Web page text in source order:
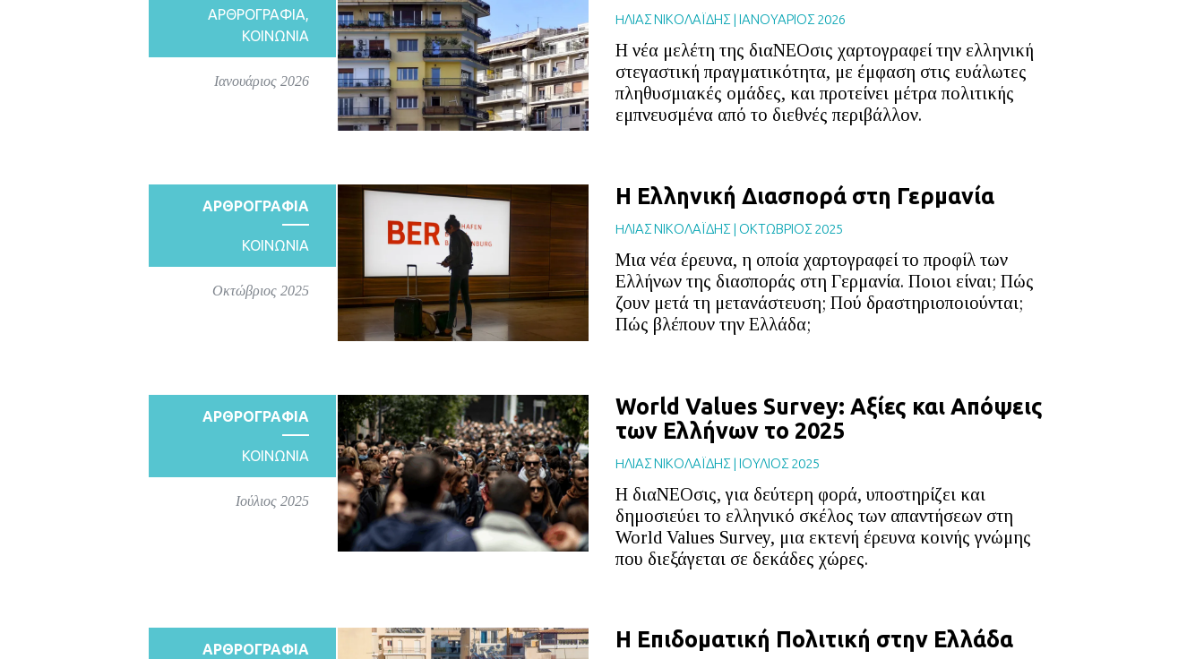
ΑΡΘΡΟΓΡΑΦΙΑ
ΚΟΙΝΩΝΙΑ
Ιανουάριος 2026
HΛΙΑΣ ΝΙΚΟΛΑΪΔΗΣ | ΙΑΝΟΥΑΡΙΟΣ 2026
Η νέα μελέτη της διαΝΕΟσις χαρτογραφεί την ελληνική
στεγαστική πραγματικότητα, με έμφαση στις ευάλωτες
πληθυσμιακές ομάδες, και προτείνει μέτρα πολιτικής
εμπνευσμένα από το διεθνές περιβάλλον.
ΑΡΘΡΟΓΡΑΦΙΑ
ΚΟΙΝΩΝΙΑ
Οκτώβριος 2025
Η Ελληνική Διασπορά στη Γερμανία
HΛΙΑΣ ΝΙΚΟΛΑΪΔΗΣ | ΟΚΤΩΒΡΙΟΣ 2025
Μια νέα έρευνα, η οποία χαρτογραφεί το προφίλ των
Ελλήνων της διασποράς στη Γερμανία. Ποιοι είναι; Πώς
ζουν μετά τη μετανάστευση; Πού δραστηριοποιούνται;
Πώς βλέπουν την Ελλάδα;
ΑΡΘΡΟΓΡΑΦΙΑ
ΚΟΙΝΩΝΙΑ
Ιούλιος 2025
World Values Survey: Αξίες και Απόψεις
των Ελλήνων το 2025
HΛΙΑΣ ΝΙΚΟΛΑΪΔΗΣ | ΙΟΥΛΙΟΣ 2025
Η διαΝΕΟσις, για δεύτερη φορά, υποστηρίζει και
δημοσιεύει το ελληνικό σκέλος των απαντήσεων στη
World Values Survey, μια εκτενή έρευνα κοινής γνώμης
που διεξάγεται σε δεκάδες χώρες.
ΑΡΘΡΟΓΡΑΦΙΑ Η Επιδοματική Πολιτική στην Ελλάδα